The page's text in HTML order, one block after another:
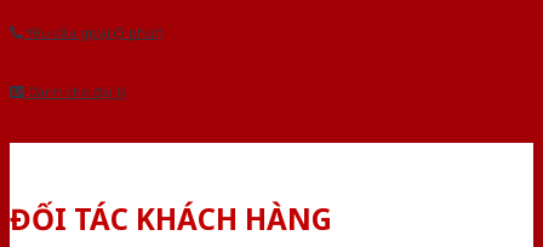
Yêu cầu gọi lại (3 phút)
Dành cho đại lý
ĐỐI TÁC KHÁCH HÀNG